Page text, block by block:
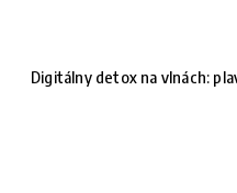
Digitálny detox na vlnách: